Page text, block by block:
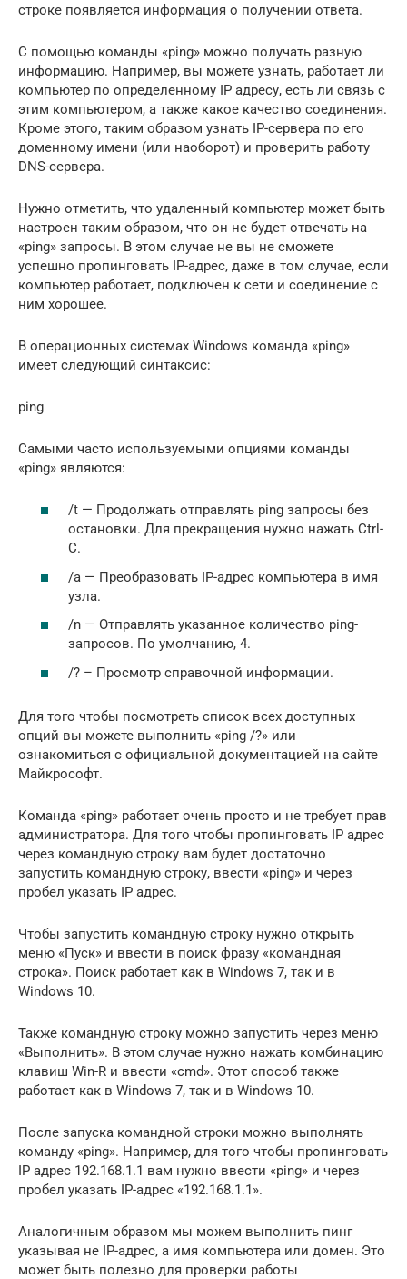
строке появляется информация о получении ответа.
С помощью команды «ping» можно получать разную
информацию. Например, вы можете узнать, работает ли
компьютер по определенному IP адресу, есть ли связь с
этим компьютером, а также какое качество соединения.
Кроме этого, таким образом узнать IP-сервера по его
доменному имени (или наоборот) и проверить работу
DNS-сервера.
Нужно отметить, что удаленный компьютер может быть
настроен таким образом, что он не будет отвечать на
«ping» запросы. В этом случае не вы не сможете
успешно пропинговать IP-адрес, даже в том случае, если
компьютер работает, подключен к сети и соединение с
ним хорошее.
В операционных системах Windows команда «ping»
имеет следующий синтаксис:
ping
Самыми часто используемыми опциями команды
«ping» являются:
/t — Продолжать отправлять ping запросы без
остановки. Для прекращения нужно нажать Ctrl-
C.
/a — Преобразовать IP-адрес компьютера в имя
узла.
/n — Отправлять указанное количество ping-
запросов. По умолчанию, 4.
/? – Просмотр справочной информации.
Для того чтобы посмотреть список всех доступных
опций вы можете выполнить «ping /?» или
ознакомиться с официальной документацией на сайте
Майкрософт.
Команда «ping» работает очень просто и не требует прав
администратора. Для того чтобы пропинговать IP адрес
через командную строку вам будет достаточно
запустить командную строку, ввести «ping» и через
пробел указать IP адрес.
Чтобы запустить командную строку нужно открыть
меню «Пуск» и ввести в поиск фразу «командная
строка». Поиск работает как в Windows 7, так и в
Windows 10.
Также командную строку можно запустить через меню
«Выполнить». В этом случае нужно нажать комбинацию
клавиш Win-R и ввести «cmd». Этот способ также
работает как в Windows 7, так и в Windows 10.
После запуска командной строки можно выполнять
команду «ping». Например, для того чтобы пропинговать
IP адрес 192.168.1.1 вам нужно ввести «ping» и через
пробел указать IP-адрес «192.168.1.1».
Аналогичным образом мы можем выполнить пинг
указывая не IP-адрес, а имя компьютера или домен. Это
может быть полезно для проверки работы